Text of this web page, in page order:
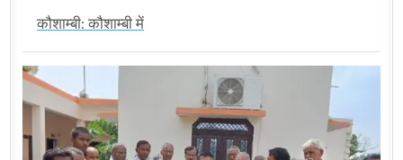
कौशाम्बी: कौशाम्बी में